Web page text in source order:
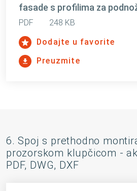
fasade s profilima za
PDF
248 KB
Dodajte u favorite
Preuzmite
6. Spoj s prethodno
prozorskom klupčicom -
PDF, DWG, DXF